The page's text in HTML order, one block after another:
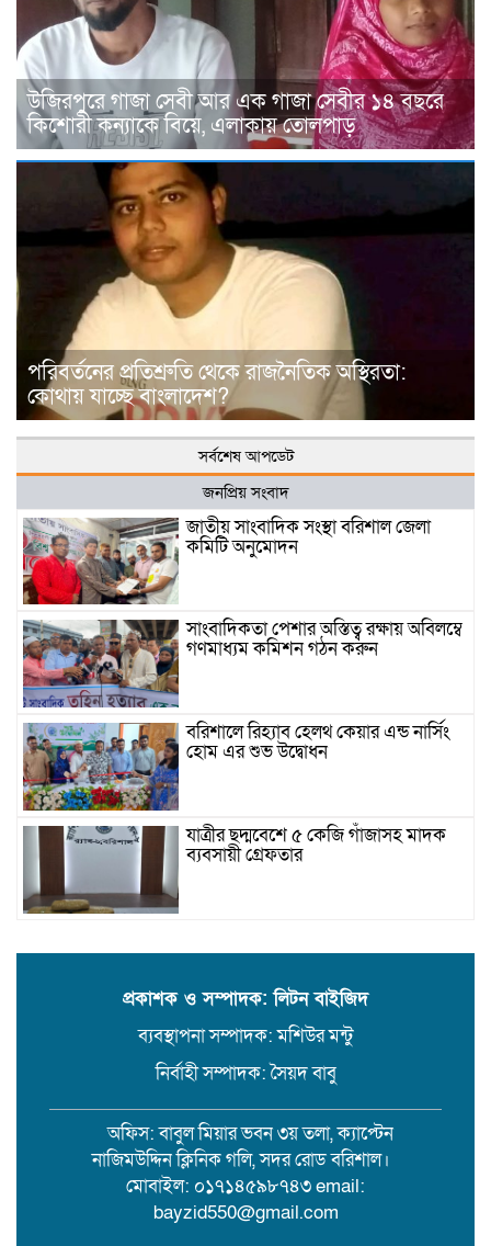
উজিরপুরে গাজা সেবী আর এক গাজা সেবীর ১৪ বছরে
কিশোরী কন্যাকে বিয়ে, এলাকায় তোলপাড়
পরিবর্তনের প্রতিশ্রুতি থেকে রাজনৈতিক অস্থিরতা:
কোথায় যাচ্ছে বাংলাদেশ?
সর্বশেষ আপডেট
জনপ্রিয় সংবাদ
জাতীয় সাংবাদিক সংস্থা বরিশাল জেলা
কমিটি অনুমোদন
সাংবাদিকতা পেশার অস্তিত্ব রক্ষায় অবিলম্বে
গণমাধ্যম কমিশন গঠন করুন
বরিশালে রিহ্যাব হেলথ কেয়ার এন্ড নার্সিং
হোম এর শুভ উদ্বোধন
যাত্রীর ছদ্মবেশে ৫ কেজি গাঁজাসহ মাদক
ব্যবসায়ী গ্রেফতার
সেবীর ১৪ বছরে কিশোরী কন্যাকে বিয়ে,
বরিশাল সংস্কৃতিকেন্দ্রের ৩৬ জুলাই
সেমিনার
পরিবর্তনের প্রতিশ্রুতি থেকে রাজনৈতিক
অস্থিরতা: কোথায় যাচ্ছে বাংলাদেশ?
প্রকাশক ও সম্পাদক: লিটন বাইজিদ
ব্যবস্থাপনা সম্পাদক: মশিউর মন্টু
নির্বাহী সম্পাদক: সৈয়দ বাবু
অফিস: বাবুল মিয়ার ভবন ৩য় তলা, ক্যাপ্টেন
নাজিমউদ্দিন ক্লিনিক গলি, সদর রোড বরিশাল।
মোবাইল: ০১৭১৪৫৯৮৭৪৩ email:
bayzid550@gmail.com